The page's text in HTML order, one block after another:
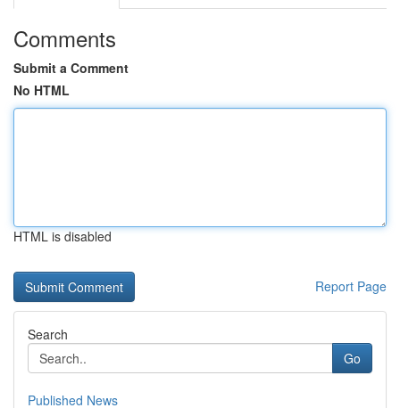
Comments
Submit a Comment
No HTML
HTML is disabled
Report Page
Search
Go
Published News